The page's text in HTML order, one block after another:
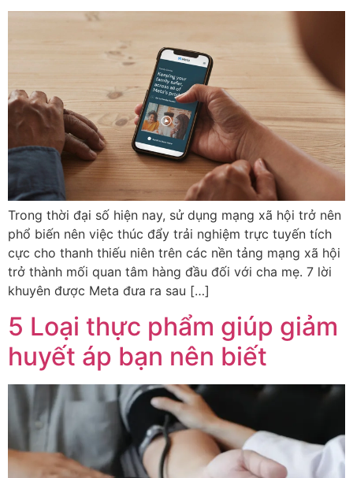
Trong thời đại số hiện nay, sử dụng mạng xã hội trở nên
phổ biến nên việc thúc đẩy trải nghiệm trực tuyến tích
cực cho thanh thiếu niên trên các nền tảng mạng xã hội
trở thành mối quan tâm hàng đầu đối với cha mẹ. 7 lời
khuyên được Meta đưa ra sau […]
5 Loại thực phẩm giúp giảm
huyết áp bạn nên biết